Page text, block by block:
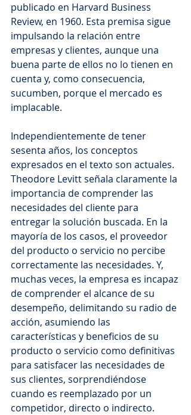
publicado en Harvard Business
Review, en 1960. Esta premisa sigue
impulsando la relación entre
empresas y clientes, aunque una
buena parte de ellos no lo tienen en
cuenta y, como consecuencia,
sucumben, porque el mercado es
implacable.
Independientemente de tener
sesenta años, los conceptos
expresados en el texto son actuales.
Theodore Levitt señala claramente la
importancia de comprender las
necesidades del cliente para
entregar la solución buscada. En la
mayoría de los casos, el proveedor
del producto o servicio no percibe
correctamente las necesidades. Y,
muchas veces, la empresa es incapaz
de comprender el alcance de su
desempeño, delimitando su radio de
acción, asumiendo las
características y beneficios de su
producto o servicio como definitivas
para satisfacer las necesidades de
sus clientes, sorprendiéndose
cuando es reemplazado por un
competidor, directo o indirecto.